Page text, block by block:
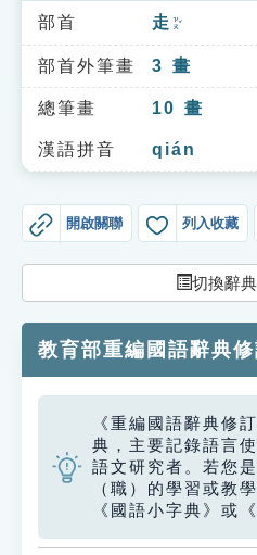
索引選單
知識索引
單字索引
生命大百科索引
遊戲專區
教學應用
貓頭鷹博士
部首 走 ㄗㄡˇ
部首外筆畫 3 畫
總筆畫 10 畫
漢語拼音 qián
開啟關聯 列入收藏
切換辭典
教育部重編國語辭典
《重編國語辭典修
典，主要記錄語言
語文研究者。若您
（職）的學習或教
《國語小字典》或